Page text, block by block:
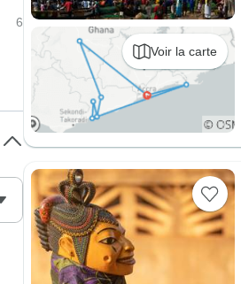
Voir la carte
6